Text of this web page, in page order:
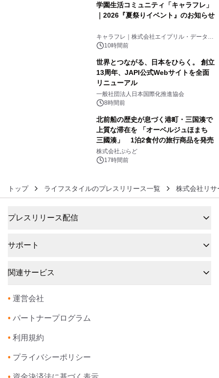
学園生活コミュニティ「キャラフレ」
｜2026『夏祭りイベント』のお知らせ
キャラフレ｜株式会社エイプリル・データ・
デザインズ
10時間前
世界とつながる、日本をひらく。 創立
13周年、JAPI公式Webサイトを全面
リニューアル
一般社団法人日本国際化推進協会
8時間前
北前船の歴史が息づく港町・三国湊で
上質な滞在を 「オーベルジュほまち
三國湊」 1泊2食付の旅行商品を発売
株式会社ぷらど
17時間前
トップ ライフスタイルのプレスリリース一覧 株式会社リ
プレスリリース配信
サポート
関連サービス
• 運営会社
• パートナープログラム
• 利用規約
• プライバシーポリシー